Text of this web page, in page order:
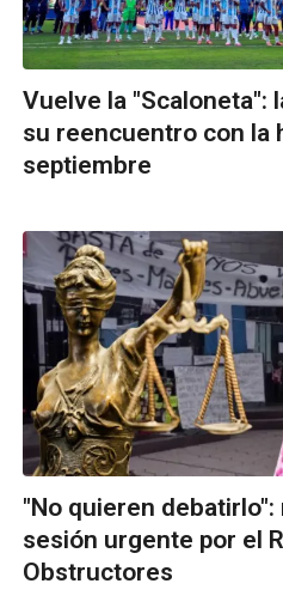
Vuelve la "Scaloneta":
su reencuentro con la
septiembre
"No quieren
sesión urgente por el
Obstructores